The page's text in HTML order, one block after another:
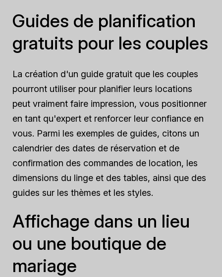
Guides de planification
gratuits pour les couples
La création d'un guide gratuit que les couples
pourront utiliser pour planifier leurs locations
peut vraiment faire impression, vous positionner
en tant qu'expert et renforcer leur confiance en
vous. Parmi les exemples de guides, citons un
calendrier des dates de réservation et de
confirmation des commandes de location, les
dimensions du linge et des tables, ainsi que des
guides sur les thèmes et les styles.
Affichage dans un lieu
ou une boutique de
mariage